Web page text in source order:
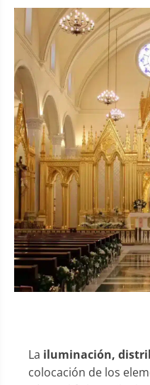
La iluminación,
colocación de los